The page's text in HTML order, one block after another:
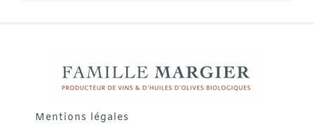
Mentions légales